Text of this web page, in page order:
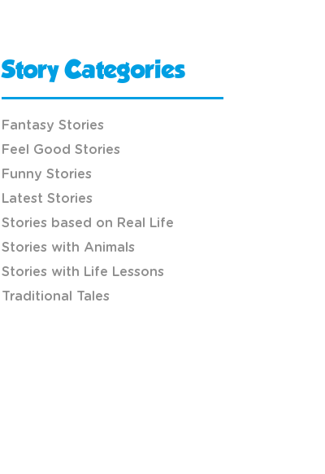
Story Categories
Fantasy Stories
Feel Good Stories
Funny Stories
Latest Stories
Stories based on Real Life
Stories with Animals
Stories with Life Lessons
Traditional Tales